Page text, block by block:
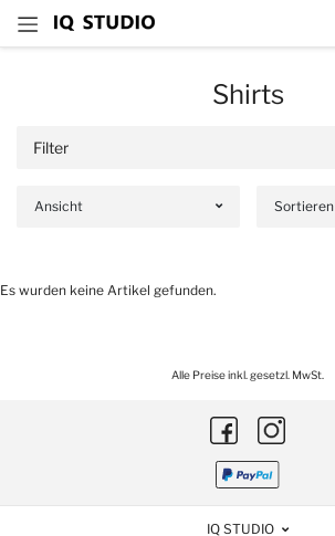
Shirts
Filter
Ansicht Sortieren
Es wurden keine Artikel gefunden.
Alle Preise inkl. gesetzl. MwSt.
IQ STUDIO